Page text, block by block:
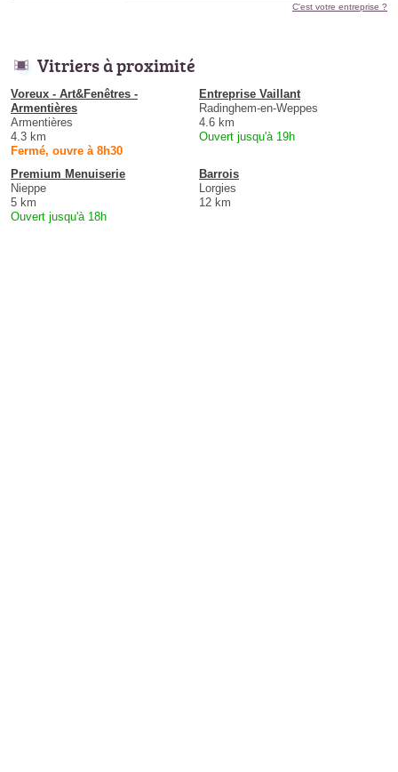
C'est votre entreprise ?
Vitriers à proximité
Voreux - Art&Fenêtres -
Armentières
Armentières
4.3 km
Fermé, ouvre à 8h30
Entreprise Vaillant
Radinghem-en-Weppes
4.6 km
Ouvert jusqu'à 19h
Premium Menuiserie
Nieppe
5 km
Ouvert jusqu'à 18h
Barrois
Lorgies
12 km